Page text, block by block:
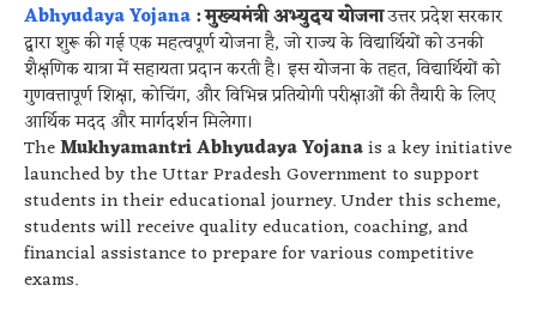
Abhyudaya Yojana: मुख्यमंत्री अभ्युदय योजनाउत्तर प्रदेश सरकार
द्वारा शुरू की गई एक महत्वपूर्ण योजना है, जो राज्य के विद्यार्थियों को उनकी
शैक्षणिक यात्रा में सहायता प्रदान करती है। इस योजना के तहत, विद्यार्थियों को
गुणवत्तापूर्ण शिक्षा, कोचिंग, और विभिन्न प्रतियोगी परीक्षाओं की तैयारी के लिए
आर्थिक मदद और मार्गदर्शन मिलेगा।
TheMukhyamantri Abhyudaya Yojanais a key initiative
launched by the Uttar Pradesh Government to support
students in their educational journey. Under this scheme,
students will receive quality education, coaching, and
financial assistance to prepare for various competitive
exams.